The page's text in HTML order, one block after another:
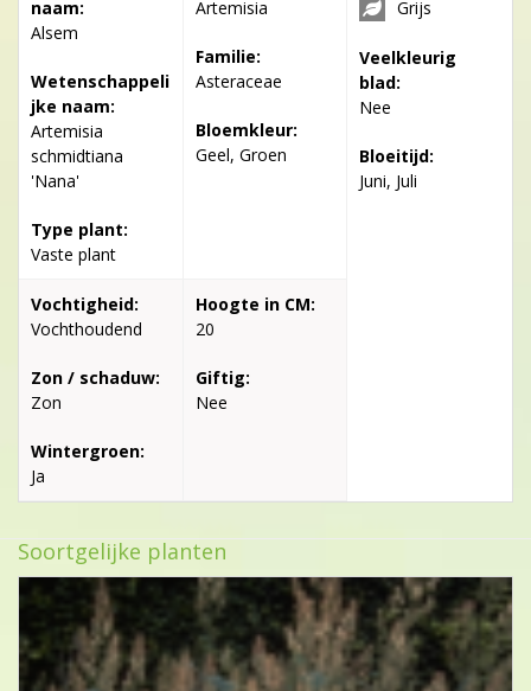
naam:
Alsem
Wetenschappeli
jke naam:
Artemisia
schmidtiana
'Nana'
Type plant:
Vaste plant
Artemisia
Familie:
Asteraceae
Bloemkleur:
Geel, Groen
Grijs
Veelkleurig
blad:
Nee
Bloeitijd:
Juni, Juli
Vochtigheid:
Vochthoudend
Zon / schaduw:
Zon
Wintergroen:
Ja
Hoogte in CM:
20
Giftig:
Nee
Soortgelijke planten